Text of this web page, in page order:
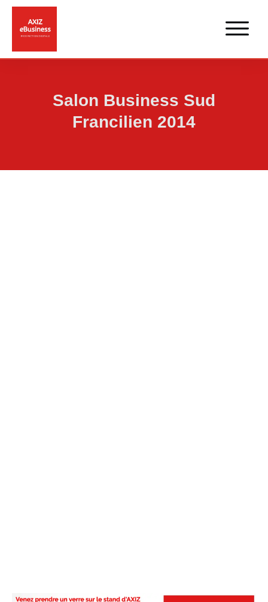
Salon Business Sud
Francilien 2014